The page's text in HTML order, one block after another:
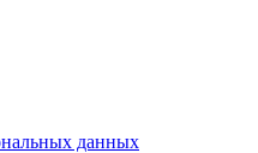
данных